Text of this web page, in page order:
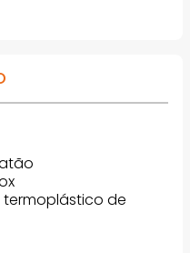
termoplástico de